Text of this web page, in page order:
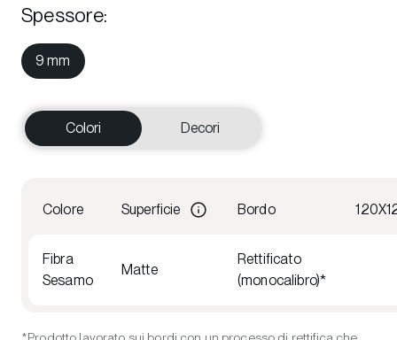
Spessore:
9 mm
Colori Decori
Colore Superficie Bordo
Fibra
Sesamo
Matte
Rettificato
(monocalibro)*